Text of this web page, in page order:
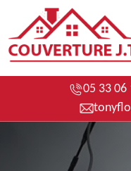
05 33 06